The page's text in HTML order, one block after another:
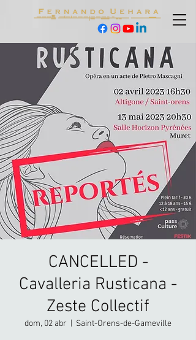
CANCELLED -
Cavalleria Rusticana -
Zeste Collectif
dom, 02 abr Saint-Orens-de-Gameville